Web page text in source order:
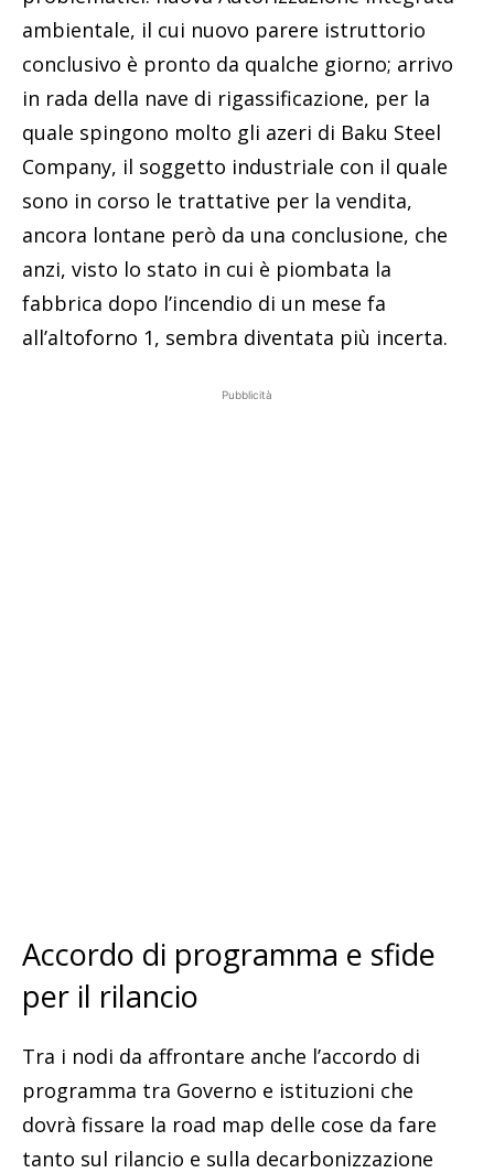
ambientale, il cui nuovo parere istruttorio
conclusivo è pronto da qualche giorno; arrivo
in rada della nave di rigassificazione, per la
quale spingono molto gli azeri di Baku Steel
Company, il soggetto industriale con il quale
sono in corso le trattative per la vendita,
ancora lontane però da una conclusione, che
anzi, visto lo stato in cui è piombata la
fabbrica dopo l’incendio di un mese fa
all’altoforno 1, sembra diventata più incerta.
Pubblicità
Accordo di programma e sfide
per il rilancio
Tra i nodi da affrontare anche l’accordo di
programma tra Governo e istituzioni che
dovrà fissare la road map delle cose da fare
tanto sul rilancio e sulla decarbonizzazione